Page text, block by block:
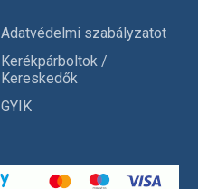
Adatvédelmi szabályzatot
Kerékpárboltok /
Kereskedők
GYIK